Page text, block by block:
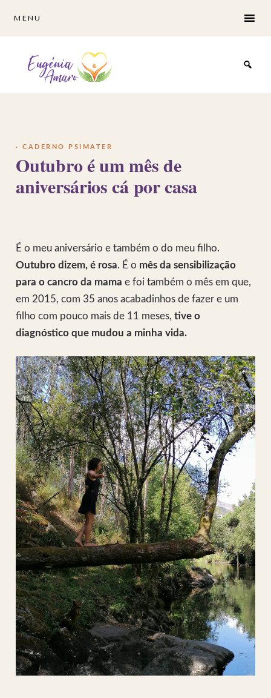
content
MENU
Outubro é um mês de
aniversários cá por casa
·CADERNO PSIMATER
É o meu aniversário e também o do meu filho.
Outubro dizem, é rosa. É o mês da sensibilização
para o cancro da mama e foi também o mês em que,
em 2015, com 35 anos acabadinhos de fazer e um
filho com pouco mais de 11 meses,tive o
diagnóstico que mudou a minha vida.